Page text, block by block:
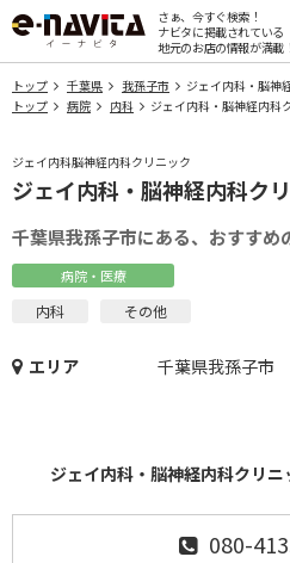
さぁ、今すぐ検索！
ナビタに掲載されている
地元のお店の情報が満載！
トップ 千葉県 我孫子市
ジェイ内科・脳神
トップ
病院 内科 ジェイ内科・脳神経内科
ジェイ内科脳神経内科クリニック
ジェイ内科・脳神経内科ク
千葉県我孫子市にある、おすすめ
病院・医療
内科 その他
エリア 千葉県我孫子市
ジェイ内科・脳神経内科クリニ
080-